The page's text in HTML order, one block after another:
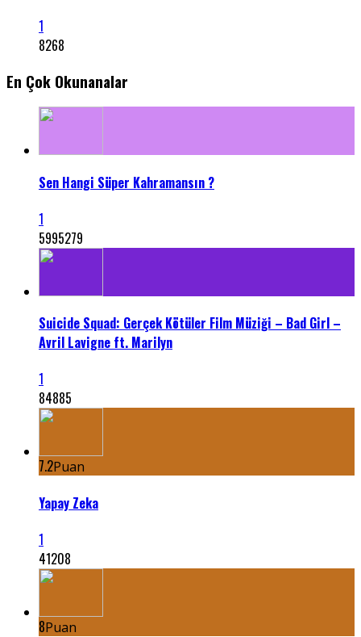
1
8268
En Çok Okunanalar
Sen Hangi Süper Kahramansın ?
1
5995279
Suicide Squad: Gerçek Kötüler Film Müziği – Bad Girl –
Avril Lavigne ft. Marilyn
1
84885
7.2Puan
Yapay Zeka
1
41208
8Puan